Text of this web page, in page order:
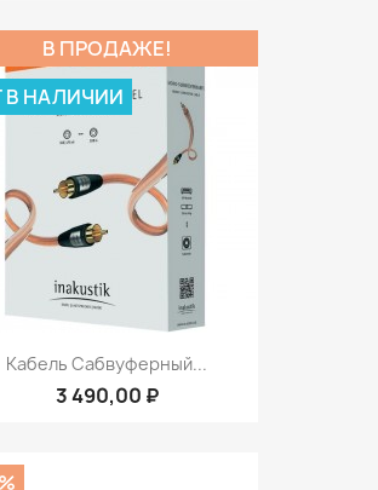
Кабель Сабвуферный...
3 490,00 ₽
В ПРОДАЖЕ!
В НАЛИЧИИ